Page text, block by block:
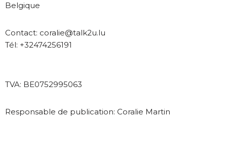
Belgique
Contact: coralie@talk2u.lu
Tél: +32474256191
TVA: BE0752995063
Responsable de publication: Coralie Martin